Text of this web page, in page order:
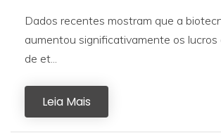
Dados recentes mostram que a
aumentou significativamente os lucros
de et...
Leia Mais